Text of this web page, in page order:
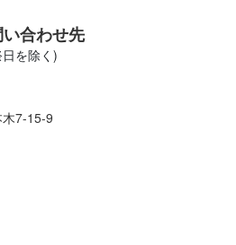
合わせ先
を除く)
7-15-9